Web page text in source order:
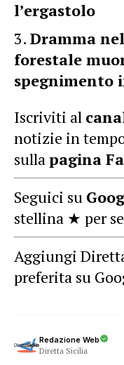
l’ergastolo
Dramma
forestale
spegnimento
Iscriviti al
notizie in
sullapagina
Seguici su
stellina ★ per
Aggiungi
preferita su
Redazione Web
Diretta Sicilia